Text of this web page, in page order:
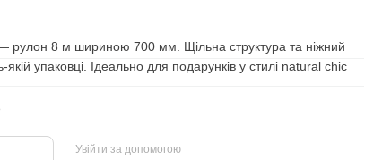
рулон 8 м шириною 700 мм. Щільна структура та ніжний
упаковці. Ідеально для подарунків у стилі natural chic
Увійти за допомогою